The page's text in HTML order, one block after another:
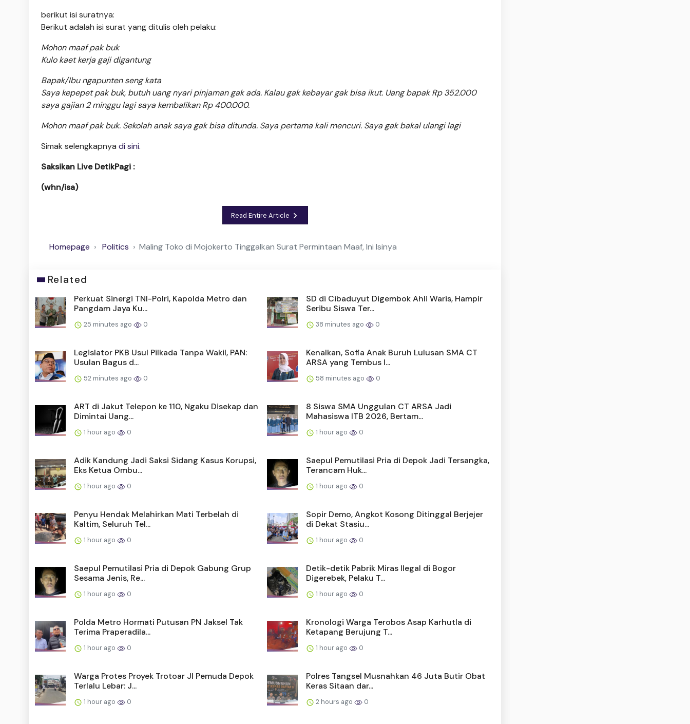
berikut isi suratnya:
Berikut adalah isi surat yang ditulis oleh pelaku:
Mohon maaf pak buk
Kulo kaet kerja gaji digantung
Bapak/Ibu ngapunten seng kata
Saya kepepet pak buk, butuh uang nyari pinjaman gak ada. Kalau gak kebayar gak bisa ikut. Uang bapak Rp 352.000
saya gajian 2 minggu lagi saya kembalikan Rp 400.000.
Mohon maaf pak buk. Sekolah anak saya gak bisa ditunda. Saya pertama kali mencuri. Saya gak bakal ulangi lagi
Simak selengkapnya di sini.
Saksikan LiveDetikPagi :
(whn/isa)
Read Entire Article
Homepage Politics Maling Toko di Mojokerto Tinggalkan Surat Permintaan Maaf, Ini Isinya
Related
Perkuat Sinergi TNI-Polri, Kapolda Metro dan
Pangdam Jaya Ku...
25 minutes ago 0
SD di Cibaduyut Digembok Ahli Waris, Hampir
Seribu Siswa Ter...
38 minutes ago 0
Legislator PKB Usul Pilkada Tanpa Wakil, PAN:
Usulan Bagus d...
52 minutes ago 0
Kenalkan, Sofia Anak Buruh Lulusan SMA CT
ARSA yang Tembus I...
58 minutes ago 0
ART di Jakut Telepon ke 110, Ngaku Disekap dan
Dimintai Uang...
1 hour ago 0
8 Siswa SMA Unggulan CT ARSA Jadi
Mahasiswa ITB 2026, Bertam...
1 hour ago 0
Adik Kandung Jadi Saksi Sidang Kasus Korupsi,
Eks Ketua Ombu...
1 hour ago 0
Saepul Pemutilasi Pria di Depok Jadi Tersangka,
Terancam Huk...
1 hour ago 0
Penyu Hendak Melahirkan Mati Terbelah di
Kaltim, Seluruh Tel...
1 hour ago 0
Sopir Demo, Angkot Kosong Ditinggal Berjejer
di Dekat Stasiu...
1 hour ago 0
Saepul Pemutilasi Pria di Depok Gabung Grup
Sesama Jenis, Re...
1 hour ago 0
Detik-detik Pabrik Miras Ilegal di Bogor
Digerebek, Pelaku T...
1 hour ago 0
Polda Metro Hormati Putusan PN Jaksel Tak
Terima Praperadila...
1 hour ago 0
Kronologi Warga Terobos Asap Karhutla di
Ketapang Berujung T...
1 hour ago 0
Warga Protes Proyek Trotoar Jl Pemuda Depok
Terlalu Lebar: J...
1 hour ago 0
Polres Tangsel Musnahkan 46 Juta Butir Obat
Keras Sitaan dar...
2 hours ago 0